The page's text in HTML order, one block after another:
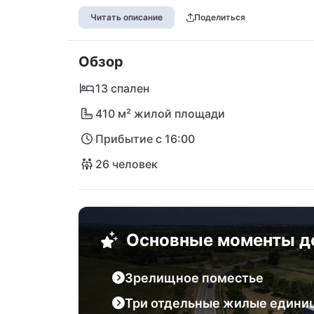
оживленного и исторического города
группы, окрестности предлагают все
вкуса: любители пляжного отдыха
галечными пляжами и великолепными
достопримечательностей могут
достоинство такого центрального
находится всего в 19 км от вас.
Читать описание Поделиться
Обзор
13 спален
410 м² жилой площади
Прибытие с 16:00
26 человек
Основные моменты
Зрелищное поместье
Три отдельные жилые